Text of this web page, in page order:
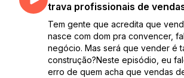
trava profissionais de
Tem gente que acredita que
nasce com dom pra convencer,
negócio. Mas será que vender é
construção?Neste episódio, eu
erro de quem acha que vendas